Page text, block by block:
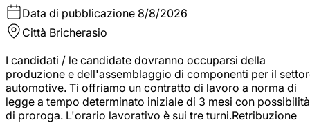
Data di pubblicazione 8/8/2026
Città Bricherasio
I candidati / le candidate dovranno occuparsi della
produzione e dell'assemblaggio di componenti per il
automotive. Ti offriamo un contratto di lavoro a norma di
legge a tempo determinato iniziale di 3 mesi con possibilità
di proroga. L'orario lavorativo è sui tre turni.Retribuzione